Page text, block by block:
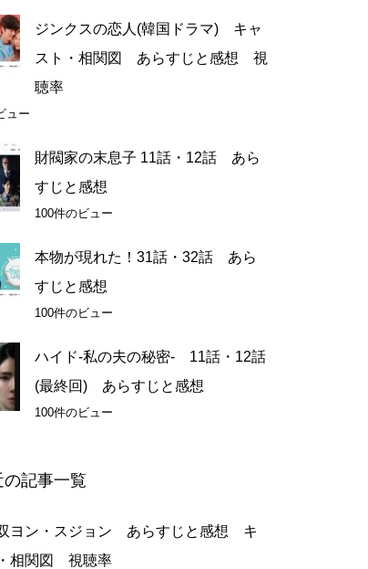
ジンクスの恋人(韓国ドラマ) キャ
スト・相関図 あらすじと感想 視
聴率
ュー
財閥家の末息子 11話・12話 あら
すじと感想
100件のビュー
本物が現れた！31話・32話 あら
すじと感想
100件のビュー
ハイド-私の夫の秘密- 11話・12話
(最終回) あらすじと感想
100件のビュー
の記事一覧
ヨン・スジョン あらすじと感想 キ
相関図 視聴率